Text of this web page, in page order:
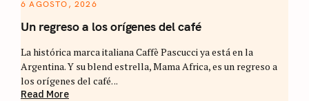
6 AGOSTO, 2026
Un regreso a los orígenes del café
La histórica marca italiana Caffè Pascucci ya está en la
Argentina. Y su blend estrella, Mama Africa, es un regreso a
los orígenes del café. ..
Read More